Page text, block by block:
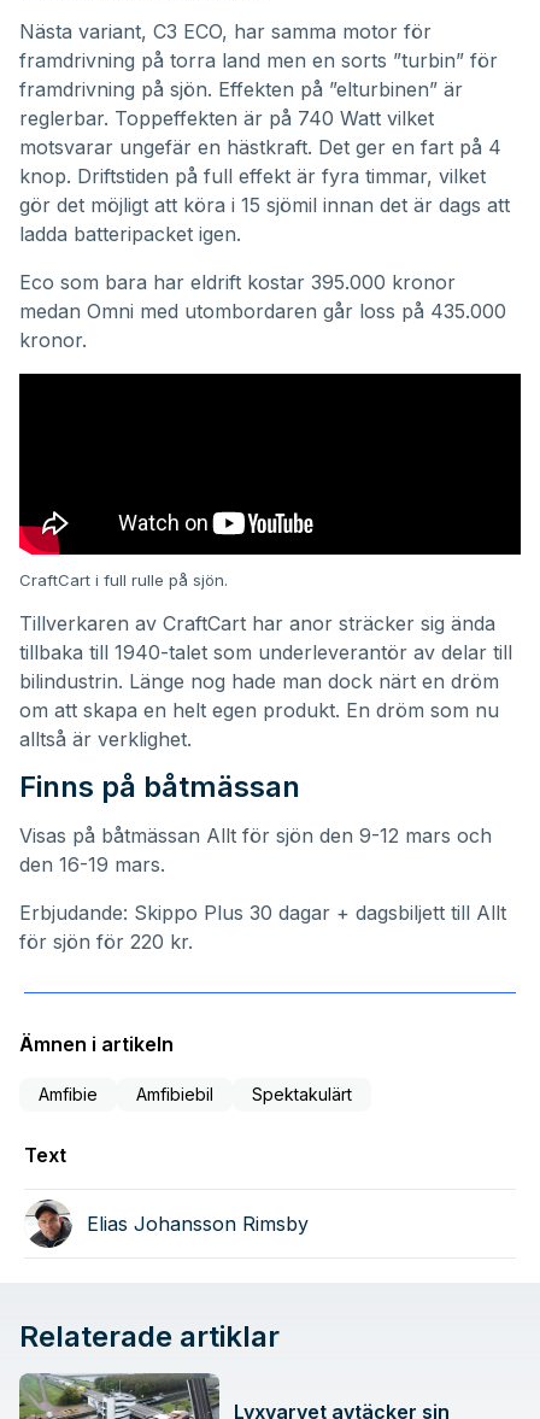
Nästa variant, C3 ECO, har samma motor för
framdrivning på torra land men en sorts ”turbin” för
framdrivning på sjön. Effekten på ”elturbinen” är
reglerbar. Toppeffekten är på 740 Watt vilket
motsvarar ungefär en hästkraft. Det ger en fart på 4
knop. Driftstiden på full effekt är fyra timmar, vilket
gör det möjligt att köra i 15 sjömil innan det är dags att
ladda batteripacket igen.
Eco som bara har eldrift kostar 395.000 kronor
medan Omni med utombordaren går loss på 435.000
kronor.
CraftCart i full rulle på sjön.
Tillverkaren av CraftCart har anor sträcker sig ända
tillbaka till 1940-talet som underleverantör av delar till
bilindustrin. Länge nog hade man dock närt en dröm
om att skapa en helt egen produkt. En dröm som nu
alltså är verklighet.
Finns på båtmässan
Visas på båtmässan Allt för sjön den 9-12 mars och
den 16-19 mars.
Erbjudande: Skippo Plus 30 dagar + dagsbiljett till Allt
för sjön för 220 kr.
Ämnen i artikeln
Amfibie Amfibiebil Spektakulärt
Text
Elias Johansson Rimsby
Relaterade artiklar
Lyxvarvet avtäcker sin